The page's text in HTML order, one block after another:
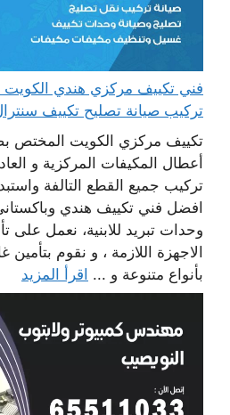
تركيب صيانة تصليح تكييف
تكييف مركزي الكويت المختص
أعطال المكيفات المركزية و
تركيب جميع القطع التالفة
افضل فني تكييف هندي
وحدات تبريد للابنية، نعمل على
الاجهزة اللازمة ، و نقوم
بأنواع متنوعة و ... اقرأ المزيد